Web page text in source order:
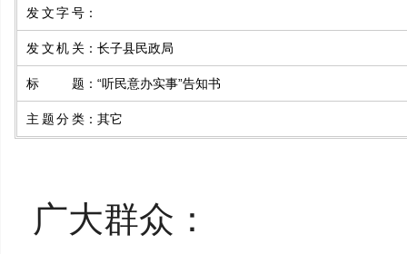
发文字号 ：
发文机关 ： 长子县民政局
标题 ： “听民意办实事”告知书
主题分类 ： 其它
广大群众：